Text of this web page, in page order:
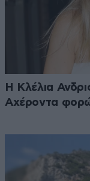
Η Κλέλια
Αχέροντα